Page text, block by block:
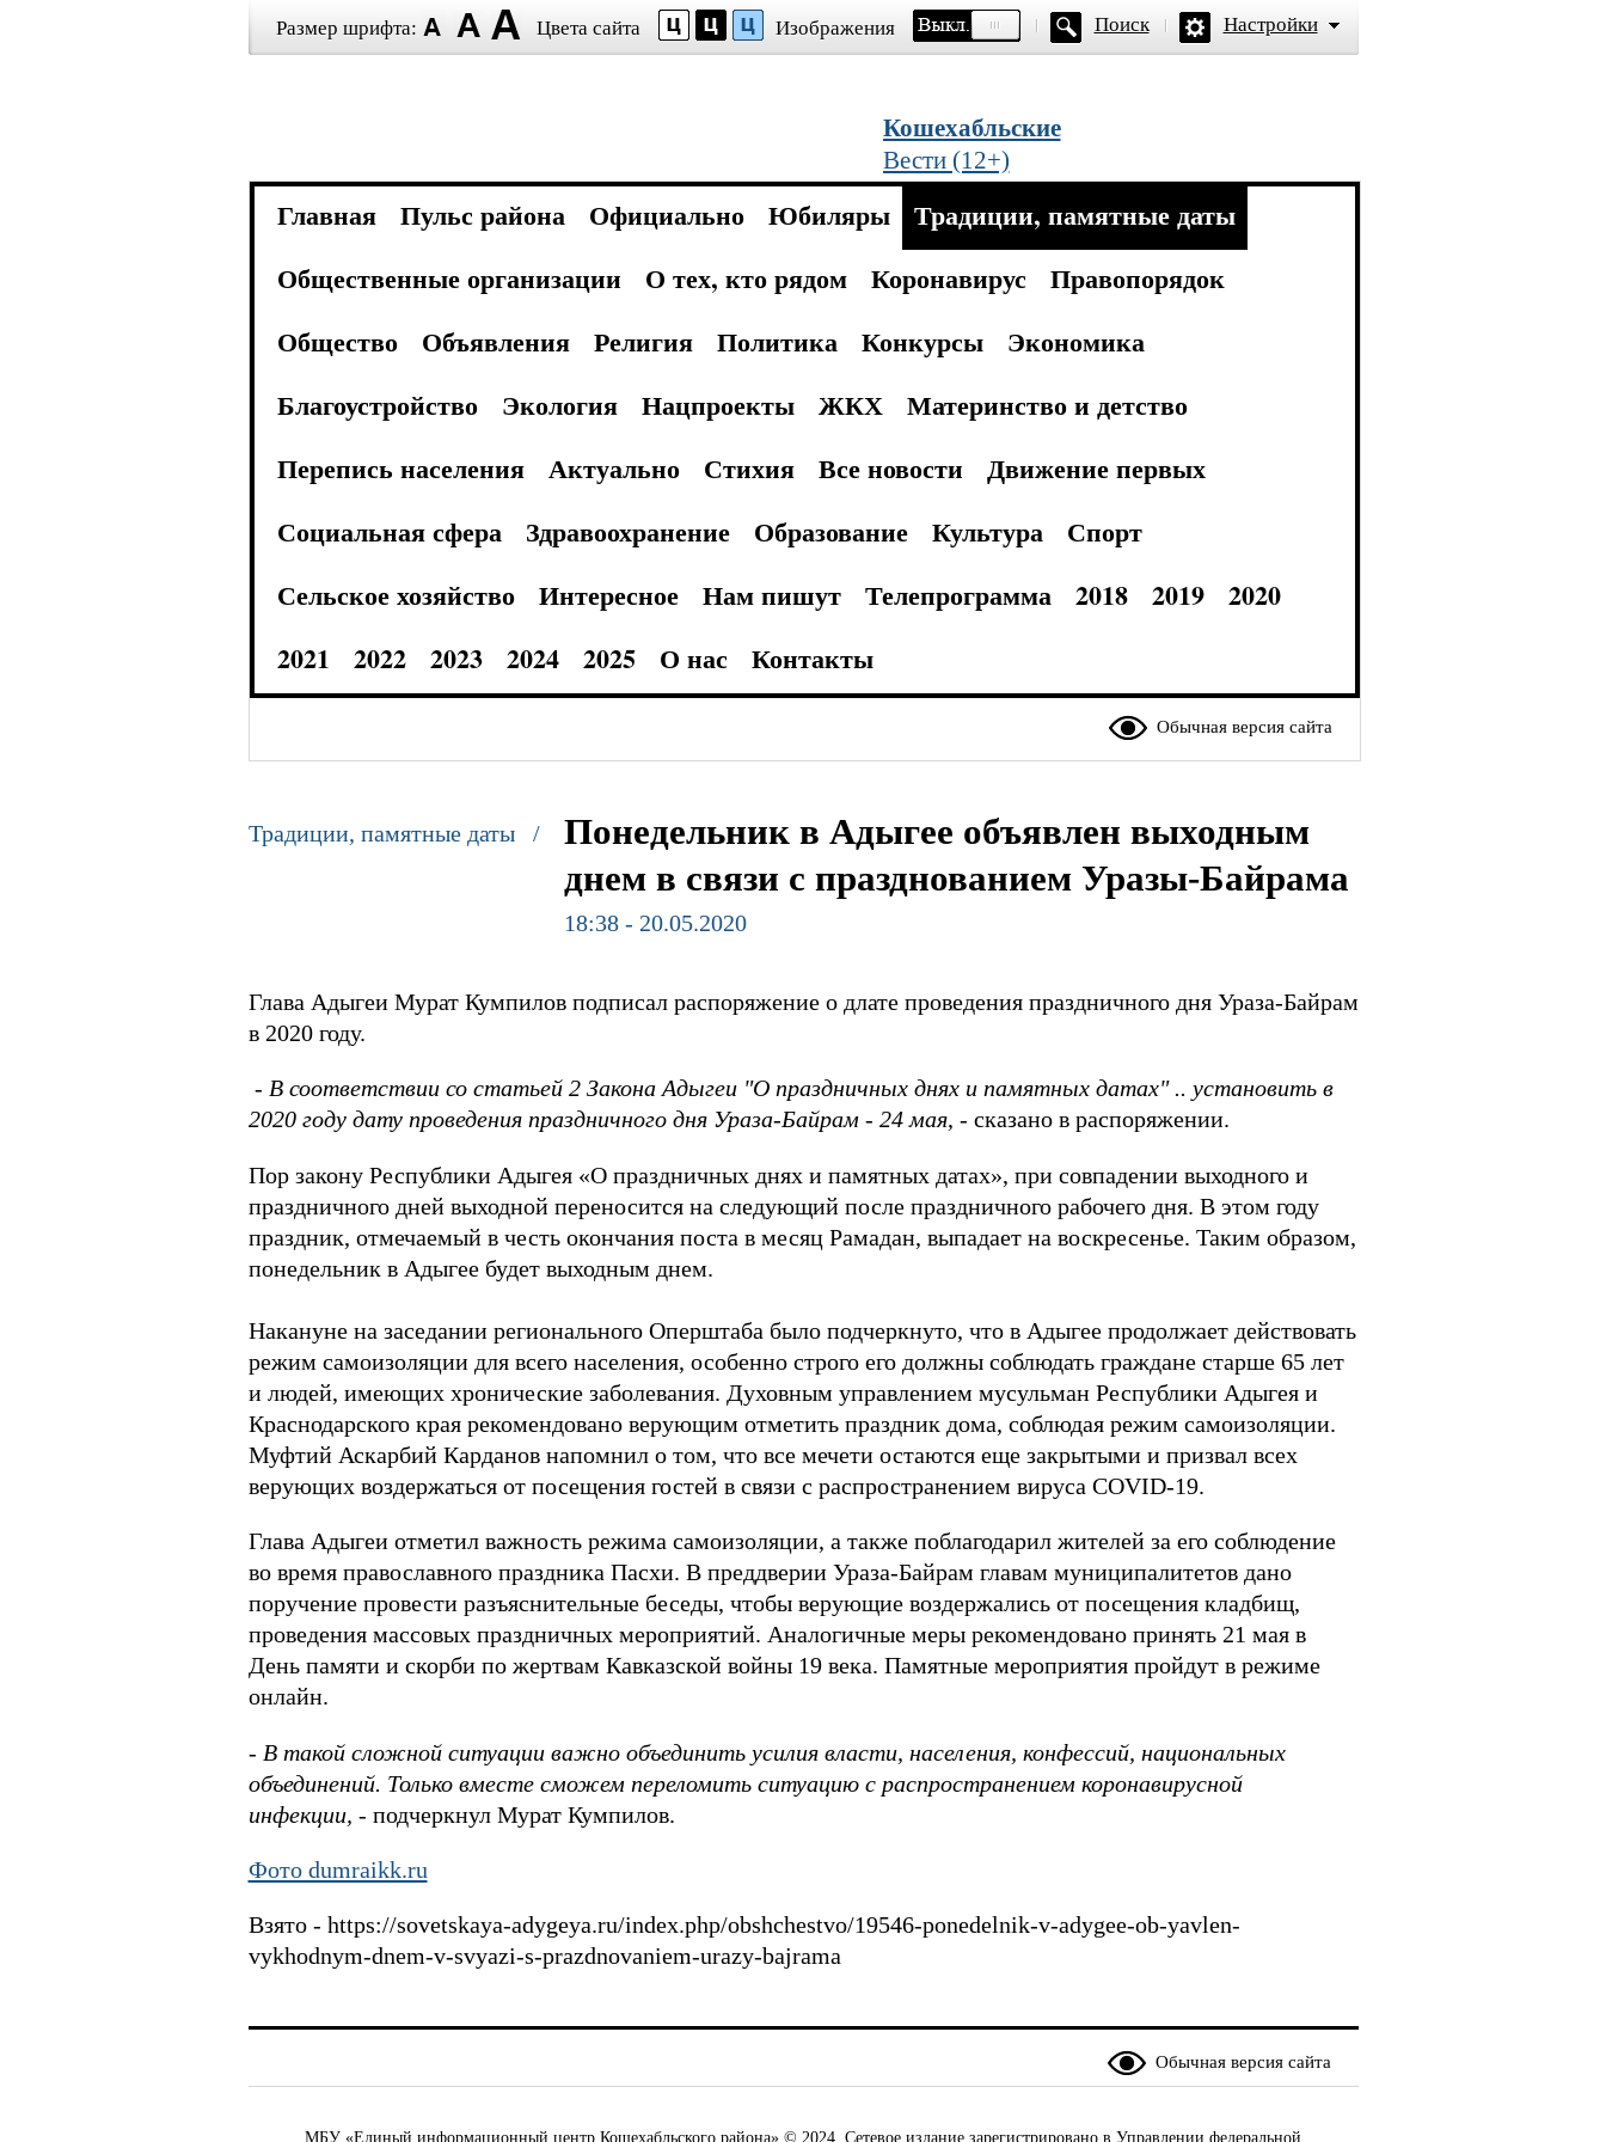
Размер шрифта: Цвета сайта Изображения Поиск Настройки
Кошехабльские
Вести (12+)
Главная Пульс района Официально Юбиляры
Традиции, памятные даты
Общественные организации
О тех, кто рядом Коронавирус
Правопорядок
Общество
Объявления Религия Политика Конкурсы
Экономика
Благоустройство
Экология Нацпроекты ЖКХ
Материнство и детство
Перепись населения
Актуально Стихия Все новости
Движение первых
Социальная сфера
Здравоохранение Образование Культура
Спорт
Сельское хозяйство
Интересное Нам пишут Телепрограмма 2018 2019
2020
2021
2022 2023 2024 2025 О нас Контакты
Обычная версия сайта
Традиции, памятные даты /
Понедельник в Адыгее объявлен выходным
днем в связи с празднованием Уразы-Байрама
18:38 - 20.05.2020
Глава Адыгеи Мурат Кумпилов подписал распоряжение о длате проведения праздничного дня Ураза-Байрам
в 2020 году.
- В соответствии со статьей 2 Закона Адыгеи "О праздничных днях и памятных датах" .. установить в
2020 году дату проведения праздничного дня Ураза-Байрам - 24 мая, - сказано в распоряжении.
Пор закону Республики Адыгея «О праздничных днях и памятных датах», при совпадении выходного и
праздничного дней выходной переносится на следующий после праздничного рабочего дня. В этом году
праздник, отмечаемый в честь окончания поста в месяц Рамадан, выпадает на воскресенье. Таким образом,
понедельник в Адыгее будет выходным днем.
Накануне на заседании регионального Оперштаба было подчеркнуто, что в Адыгее продолжает действовать
режим самоизоляции для всего населения, особенно строго его должны соблюдать граждане старше 65 лет
и людей, имеющих хронические заболевания. Духовным управлением мусульман Республики Адыгея и
Краснодарского края рекомендовано верующим отметить праздник дома, соблюдая режим самоизоляции.
Муфтий Аскарбий Карданов напомнил о том, что все мечети остаются еще закрытыми и призвал всех
верующих воздержаться от посещения гостей в связи с распространением вируса COVID-19.
Глава Адыгеи отметил важность режима самоизоляции, а также поблагодарил жителей за его соблюдение
во время православного праздника Пасхи. В преддверии Ураза-Байрам главам муниципалитетов дано
поручение провести разъяснительные беседы, чтобы верующие воздержались от посещения кладбищ,
проведения массовых праздничных мероприятий. Аналогичные меры рекомендовано принять 21 мая в
День памяти и скорби по жертвам Кавказской войны 19 века. Памятные мероприятия пройдут в режиме
онлайн.
- В такой сложной ситуации важно объединить усилия власти, населения, конфессий, национальных
объединений. Только вместе сможем переломить ситуацию с распространением коронавирусной
инфекции, - подчеркнул Мурат Кумпилов.
Фото dumraikk.ru
Взято - https://sovetskaya-adygeya.ru/index.php/obshchestvo/19546-ponedelnik-v-adygee-ob-yavlen-
vykhodnym-dnem-v-svyazi-s-prazdnovaniem-urazy-bajrama
Обычная версия сайта
МБУ «Единый информационный центр Кошехабльского района» © 2024. Сетевое издание зарегистрировано в Управлении федеральной